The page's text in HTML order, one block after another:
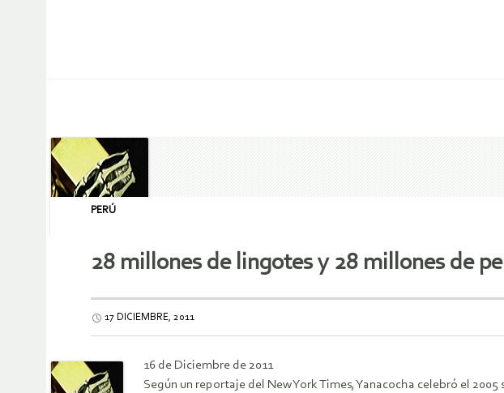
PERÚ
28 millones de lingotes y 28 millones de
17 DICIEMBRE, 2011
16 de Diciembre de 2011
Según un reportaje del New York Times, Yanacocha celebró el